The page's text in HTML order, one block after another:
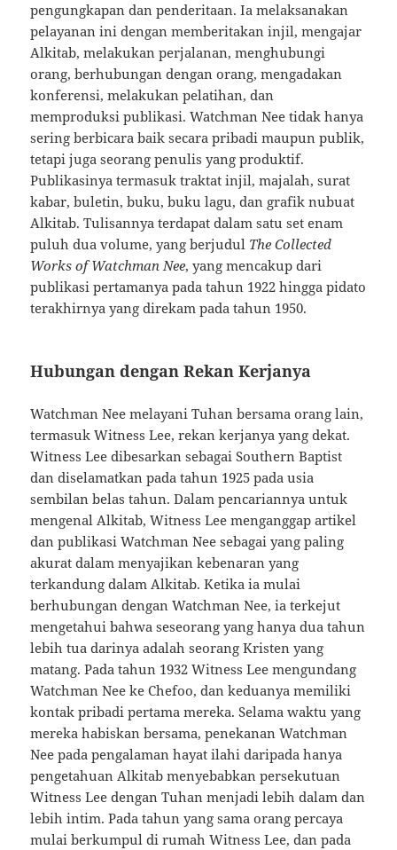
pengungkapan dan penderitaan. Ia melaksanakan
pelayanan ini dengan memberitakan injil, mengajar
Alkitab, melakukan perjalanan, menghubungi
orang, berhubungan dengan orang, mengadakan
konferensi, melakukan pelatihan, dan
memproduksi publikasi. Watchman Nee tidak hanya
sering berbicara baik secara pribadi maupun publik,
tetapi juga seorang penulis yang produktif.
Publikasinya termasuk traktat injil, majalah, surat
kabar, buletin, buku, buku lagu, dan grafik nubuat
Alkitab. Tulisannya terdapat dalam satu set enam
puluh dua volume, yang berjudul The Collected
Works of Watchman Nee, yang mencakup dari
publikasi pertamanya pada tahun 1922 hingga pidato
terakhirnya yang direkam pada tahun 1950.
Hubungan dengan Rekan Kerjanya
Watchman Nee melayani Tuhan bersama orang lain,
termasuk Witness Lee, rekan kerjanya yang dekat.
Witness Lee dibesarkan sebagai Southern Baptist
dan diselamatkan pada tahun 1925 pada usia
sembilan belas tahun. Dalam pencariannya untuk
mengenal Alkitab, Witness Lee menganggap artikel
dan publikasi Watchman Nee sebagai yang paling
akurat dalam menyajikan kebenaran yang
terkandung dalam Alkitab. Ketika ia mulai
berhubungan dengan Watchman Nee, ia terkejut
mengetahui bahwa seseorang yang hanya dua tahun
lebih tua darinya adalah seorang Kristen yang
matang. Pada tahun 1932 Witness Lee mengundang
Watchman Nee ke Chefoo, dan keduanya memiliki
kontak pribadi pertama mereka. Selama waktu yang
mereka habiskan bersama, penekanan Watchman
Nee pada pengalaman hayat ilahi daripada hanya
pengetahuan Alkitab menyebabkan persekutuan
Witness Lee dengan Tuhan menjadi lebih dalam dan
lebih intim. Pada tahun yang sama orang percaya
mulai berkumpul di rumah Witness Lee, dan pada